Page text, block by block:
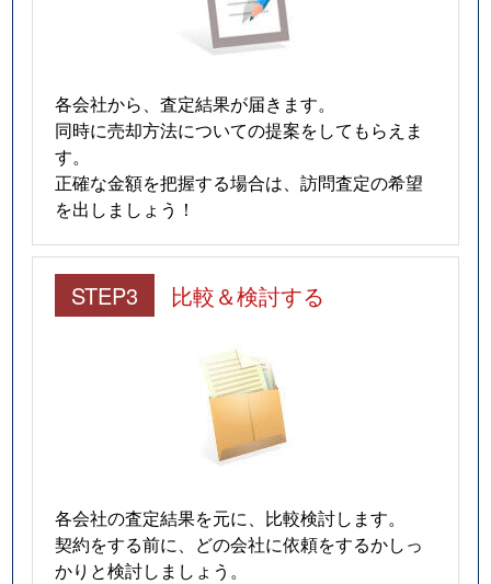
各会社から、査定結果が届きます。
同時に売却方法についての提案をしてもらえま
す。
正確な金額を把握する場合は、訪問査定の希望
を出しましょう！
STEP3 比較＆検討する
各会社の査定結果を元に、比較検討します。
契約をする前に、どの会社に依頼をするかしっ
かりと検討しましょう。